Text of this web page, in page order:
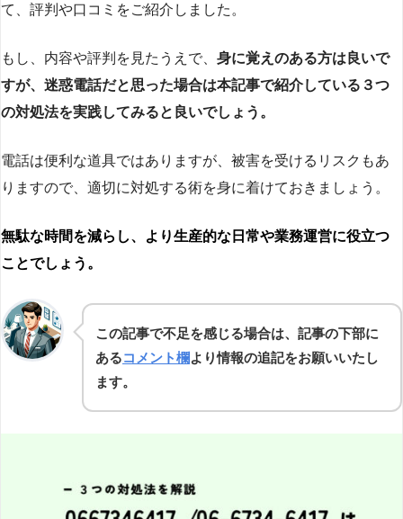
て、評判や口コミをご紹介しました。
もし、内容や評判を見たうえで、 身に覚えのある方は良いで
すが、迷惑電話だと思った場合は本記事で紹介している３つ
の対処法を実践してみると良いでしょう。
電話は便利な道具ではありますが、被害を受けるリスクもあ
りますので、適切に対処する術を身に着けておきましょう。
無駄な時間を減らし、より生産的な日常や業務運営に役立つ
ことでしょう。
この記事で不足を感じる場合は、記事の下部に
あるコメント欄より情報の追記をお願いいたし
ます。